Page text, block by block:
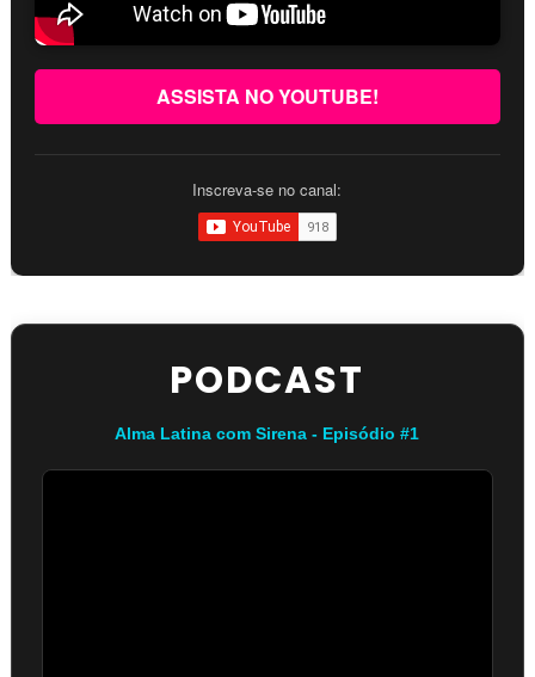
ASSISTA NO YOUTUBE!
Inscreva-se no canal:
PODCAST
Alma Latina com Sirena - Episódio #1